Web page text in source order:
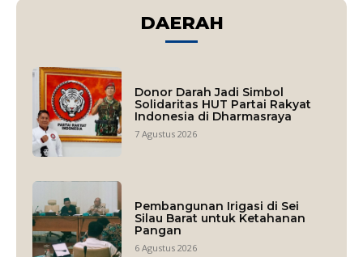
DAERAH
Donor Darah Jadi Simbol
Solidaritas HUT Partai Rakyat
Indonesia di Dharmasraya
7 Agustus 2026
Pembangunan Irigasi di Sei
Silau Barat untuk Ketahanan
Pangan
6 Agustus 2026